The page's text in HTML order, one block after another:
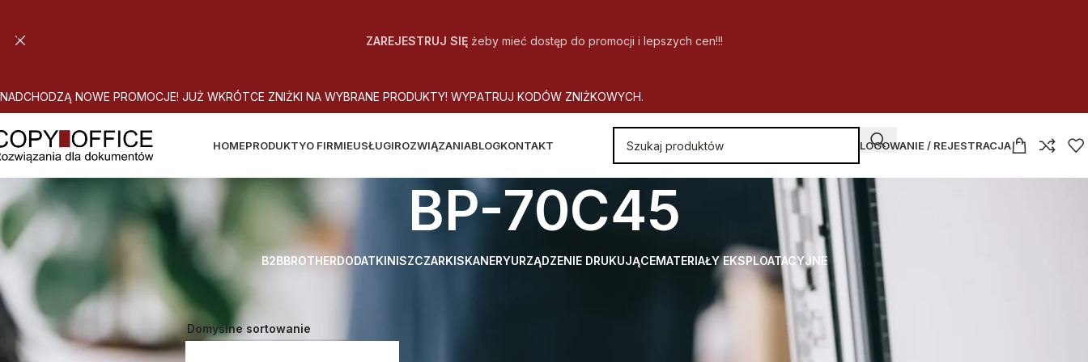
Skip to main content
ZAREJESTRUJ SIĘżeby mieć dostęp do promocji i lepszych cen!!!
NADCHODZĄ NOWE PROMOCJE! JUŻ WKRÓTCE ZNIŻKI NA WYBRANE PRODUKTY! WYPATRUJ KODÓW ZNIŻKOWYCH.
HOMEPRODUKTYO FIRMIEUSŁUGIROZWIĄZANIABLOGKONTAKT LOGOWANIE / REJESTRACJA
BP-70C45
B2BBROTHERDODATKINISZCZARKISKANERYURZĄDZENIE DRUKUJĄCEMATERIAŁY EKSPLOATACYJNE
Strona główna